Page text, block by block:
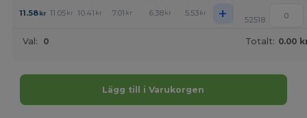
11.58kr 11.05 kr 10.41 kr 7.01 kr 6.38 kr 5.53 kr + 52518
Val: 0 Totalt: 0.00
Lägg till i Varukorgen